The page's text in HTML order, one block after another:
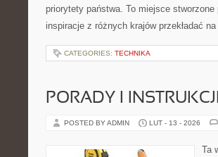
priorytety państwa. To miejsce
inspiracje z różnych krajów przekładać
CATEGORIES: TECHNIKA
PORADY I
POSTED BY ADMIN LUT - 13 - 2026
Ta